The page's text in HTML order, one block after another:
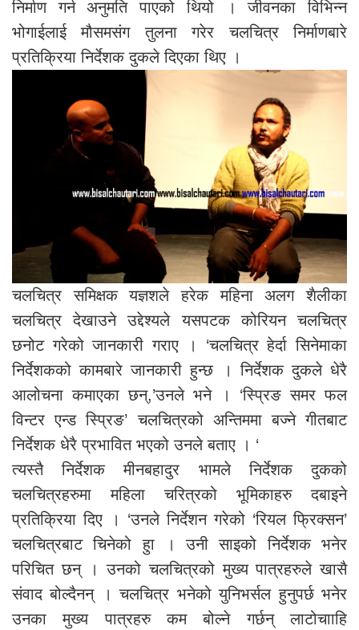
निर्माण गर्न अनुमति पाएको थियो । जीवनका विभिन्न
भोगाईलाई मौसमसंग तुलना गरेर चलचित्र निर्माणबारे
प्रतिक्रिया निर्देशक दुकले दिएका थिए ।
चलचित्र समिक्षक यज्ञशले हरेक महिना अलग शैलीका
चलचित्र देखाउने उद्देश्यले यसपटक कोरियन चलचित्र
छनोट गरेको जानकारी गराए । ‘चलचित्र हेर्दा सिनेमाका
निर्देशकको कामबारे जानकारी हुन्छ । निर्देशक दुकले धेरै
आलोचना कमाएका छन्,’उनले भने । ‘स्प्रिङ समर फल
विन्टर एन्ड स्प्रिङ’ चलचित्रको अन्तिममा बज्ने गीतबाट
निर्देशक धेरै प्रभावित भएको उनले बताए । ‘
त्यस्तै निर्देशक मीनबहादुर भामले निर्देशक दुकको
चलचित्रहरुमा महिला चरित्रको भूमिकाहरु दबाइने
प्रतिक्रिया दिए । ‘उनले निर्देशन गरेको ‘रियल फ्रिक्सन’
चलचित्रबाट चिनेको हुा । उनी साइको निर्देशक भनेर
परिचित छन् । उनको चलचित्रको मुख्य पात्रहरुले खासै
संवाद बोल्दैनन् । चलचित्र भनेको युनिभर्सल हुनुपर्छ भनेर
उनका मुख्य पात्रहरु कम बोल्ने गर्छन् लाटोचााहि